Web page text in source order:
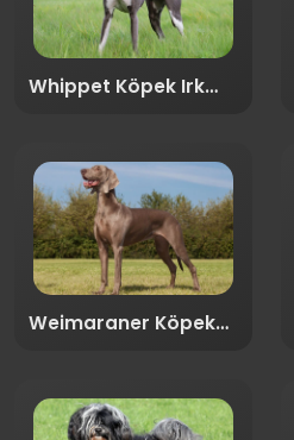
Whippet Köpek Irk
Weimaraner Köpek